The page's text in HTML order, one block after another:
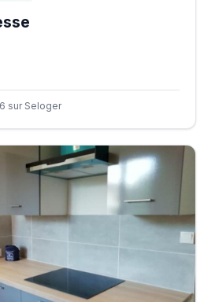
sur Seloger